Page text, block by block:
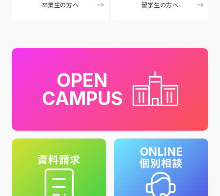
卒業生の方へ 留学生の方へ
OPEN
CAMPUS
資料請求
ONLINE
個別相談